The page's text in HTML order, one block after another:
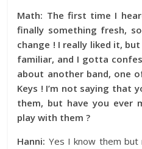
Math: The first time I
finally something fresh,
change ! I really liked it,
familiar, and I gotta
about another band, one
Keys ! I’m not saying that
them, but have you ever
play with them ?
Hanni: Yes I know them but